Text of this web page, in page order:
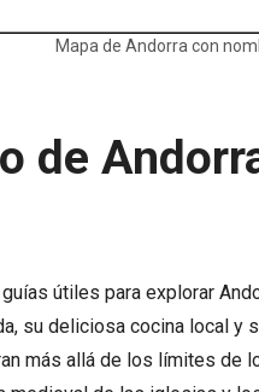
Mapa de Andorra con
de
útiles para explorar
su deliciosa cocina local
más allá de los límites de